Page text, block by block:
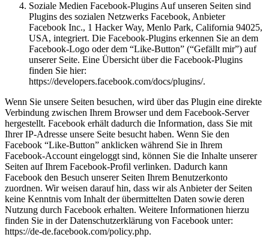
Soziale Medien Facebook-Plugins Auf unseren Seiten sind
Plugins des sozialen Netzwerks Facebook, Anbieter
Facebook Inc., 1 Hacker Way, Menlo Park, California 94025,
USA, integriert. Die Facebook-Plugins erkennen Sie an dem
Facebook-Logo oder dem “Like-Button” (“Gefällt mir”) auf
unserer Seite. Eine Übersicht über die Facebook-Plugins
finden Sie hier:
https://developers.facebook.com/docs/plugins/.
Wenn Sie unsere Seiten besuchen, wird über das Plugin eine direkte
Verbindung zwischen Ihrem Browser und dem Facebook-Server
hergestellt. Facebook erhält dadurch die Information, dass Sie mit
Ihrer IP-Adresse unsere Seite besucht haben. Wenn Sie den
Facebook “Like-Button” anklicken während Sie in Ihrem
Facebook-Account eingeloggt sind, können Sie die Inhalte unserer
Seiten auf Ihrem Facebook-Profil verlinken. Dadurch kann
Facebook den Besuch unserer Seiten Ihrem Benutzerkonto
zuordnen. Wir weisen darauf hin, dass wir als Anbieter der Seiten
keine Kenntnis vom Inhalt der übermittelten Daten sowie deren
Nutzung durch Facebook erhalten. Weitere Informationen hierzu
finden Sie in der Datenschutzerklärung von Facebook unter:
https://de-de.facebook.com/policy.php.